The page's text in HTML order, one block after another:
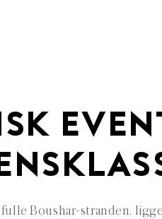
Boushar-stranden,